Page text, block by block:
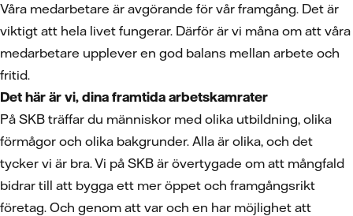
Våra medarbetare är avgörande för vår framgång. Det är
viktigt att hela livet fungerar. Därför är vi måna om att våra
medarbetare upplever en god balans mellan arbete och
fritid.
Det här är vi, dina framtida arbetskamrater
På SKB träffar du människor med olika utbildning, olika
förmågor och olika bakgrunder. Alla är olika, och det
tycker vi är bra. Vi på SKB är övertygade om att mångfald
bidrar till att bygga ett mer öppet och framgångsrikt
företag. Och genom att var och en har möjlighet att